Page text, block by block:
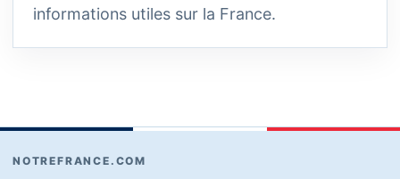
informations utiles sur la France.
NOTREFRANCE.COM